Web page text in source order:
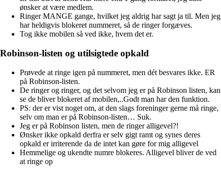
ønsker at være medlem.
Ringer MANGE gange, hvilket jeg aldrig har sagt ja til. Men jeg
har heldigvis blokeret nummeret, så de ringer forgæves.
Tog ikke mobilen så ved ikke, hvem det er.
Robinson-listen og utilsigtede opkald
Prøvede at ringe igen på nummeret, men dét besvares ikke. ER
på Robinson-listen.
De ringer og ringer, og det selvom jeg er på Robinson listen, kan
se de bliver blokeret af mobilen,..Godt man har den funktion.
PS: der er vist noget om, at den slags foreninger gerne må ringe,
selv om man er på Robinson-listen… Suk.
Jeg er på Robinson listen, men de ringer alligevel?!
Ønsker ikke opkald derfra er selv gigt ramt og synes deres
opkald er irriterende da de intet kan gøre for mig alligevel
Hemmelige og ukendte numre blokeres. Alligevel bliver de ved
at ringe op